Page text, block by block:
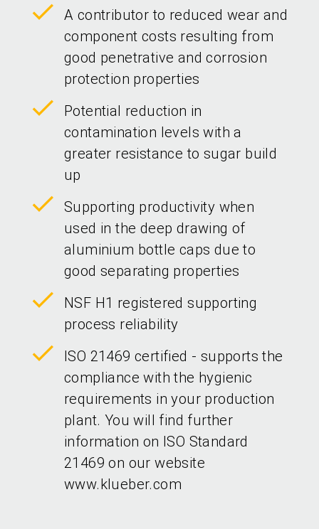
A contributor to reduced wear and
component costs resulting from
good penetrative and corrosion
protection properties
Potential reduction in
contamination levels with a
greater resistance to sugar build
up
Supporting productivity when
used in the deep drawing of
aluminium bottle caps due to
good separating properties
NSF H1 registered supporting
process reliability
ISO 21469 certified - supports the
compliance with the hygienic
requirements in your production
plant. You will find further
information on ISO Standard
21469 on our website
www.klueber.com